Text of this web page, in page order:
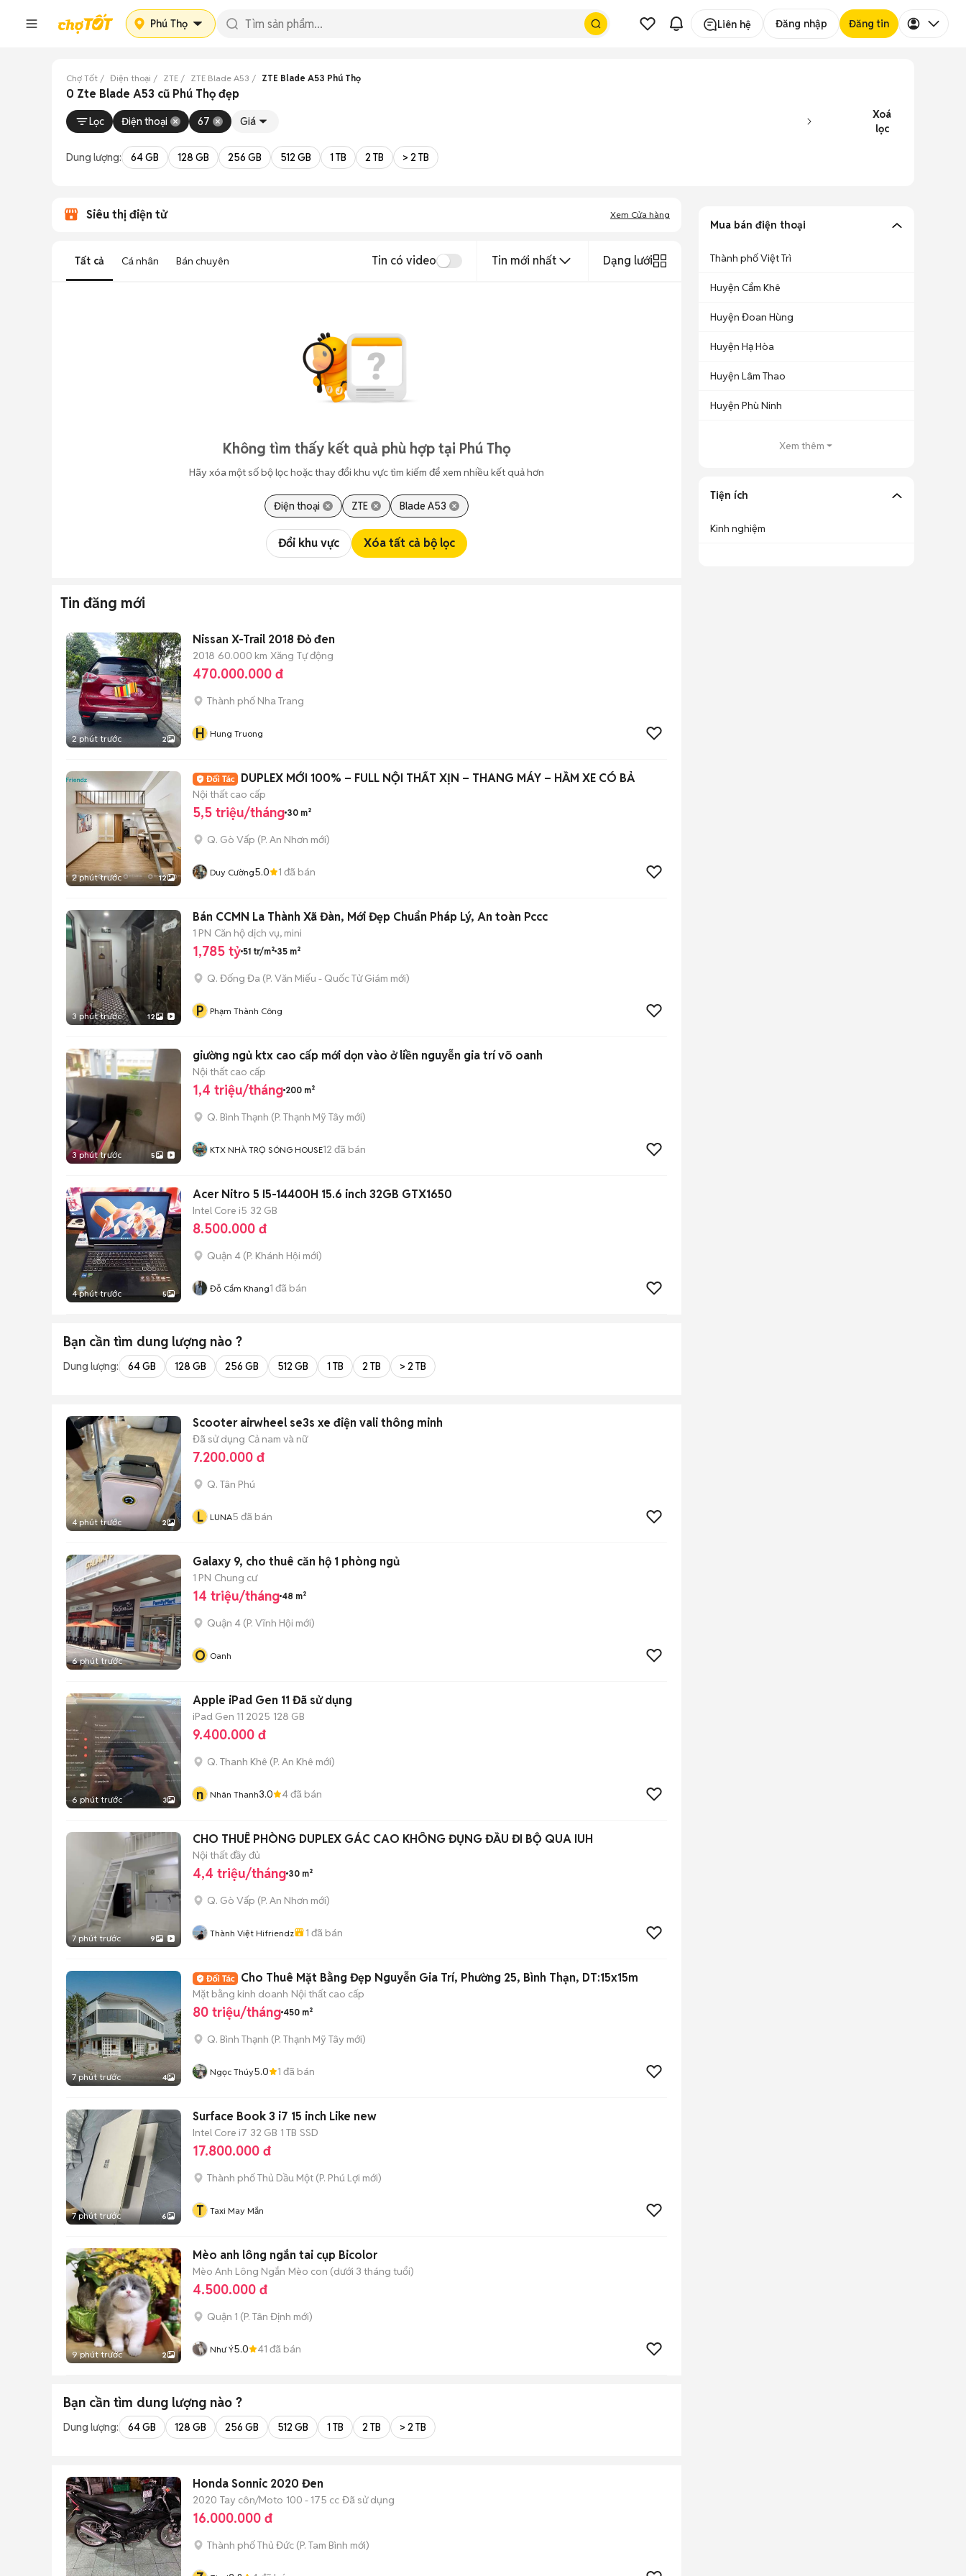
Phú Thọ Liên hệ Đăng nhập Đăng tin
Chợ Tốt Điện thoại ZTE ZTE Blade A53 ZTE Blade A53 Phú Thọ
0 Zte Blade A53 cũ Phú Thọ đẹp
Lọc Điện thoại 67 Giá
Xoá
lọc
Dung lượng: 64 GB 128 GB 256 GB 512 GB 1 TB 2 TB > 2 TB
Siêu thị điện tử Xem Cửa hàng
Tất cả Cá nhân Bán chuyên Tin có video Tin mới nhất Dạng lưới
Không tìm thấy kết quả phù hợp tại Phú Thọ
Hãy xóa một số bộ lọc hoặc thay đổi khu vực tìm kiếm để xem nhiều kết quả hơn
Điện thoại ZTE Blade A53
Đổi khu vực Xóa tất cả bộ lọc
Tin đăng mới
2 phút trước 2
Nissan X-Trail 2018 Đỏ đen
2018 60.000 km Xăng Tự động
470.000.000 đ
Thành phố Nha Trang
H Hung Truong
2 phút trước 12
DUPLEX MỚI 100% – FULL NỘI THẤT XỊN – THANG MÁY – HẦM XE CÓ BẢ
Nội thất cao cấp
5,5 triệu/tháng 30 m²
Q. Gò Vấp (P. An Nhơn mới)
Duy Cường5.0 1 đã bán
3 phút trước 12
Bán CCMN La Thành Xã Đàn, Mới Đẹp Chuẩn Pháp Lý, An toàn Pccc
1 PN Căn hộ dịch vụ, mini
1,785 tỷ 51 tr/m² 35 m²
Q. Đống Đa (P. Văn Miếu - Quốc Tử Giám mới)
P Phạm Thành Công
3 phút trước 5
giường ngủ ktx cao cấp mới dọn vào ở liền nguyễn gia trí võ oanh
Nội thất cao cấp
1,4 triệu/tháng 200 m²
Q. Bình Thạnh (P. Thạnh Mỹ Tây mới)
KTX NHÀ TRỌ SÓNG HOUSE12 đã bán
4 phút trước 5
Acer Nitro 5 I5-14400H 15.6 inch 32GB GTX1650
Intel Core i5 32 GB
8.500.000 đ
Quận 4 (P. Khánh Hội mới)
Đỗ Cẩm Khang1 đã bán
Bạn cần tìm dung lượng nào ?
Dung lượng: 64 GB 128 GB 256 GB 512 GB 1 TB 2 TB > 2 TB
4 phút trước 2
Scooter airwheel se3s xe điện vali thông minh
Đã sử dụng Cả nam và nữ
7.200.000 đ
Q. Tân Phú
L LUNA5 đã bán
6 phút trước
Galaxy 9, cho thuê căn hộ 1 phòng ngủ
1 PN Chung cư
14 triệu/tháng 48 m²
Quận 4 (P. Vĩnh Hội mới)
O Oanh
6 phút trước 3
Apple iPad Gen 11 Đã sử dụng
iPad Gen 11 2025 128 GB
9.400.000 đ
Q. Thanh Khê (P. An Khê mới)
n Nhân Thanh3.0 4đã bán
7 phút trước 9
CHO THUÊ PHÒNG DUPLEX GÁC CAO KHÔNG ĐỤNG ĐẦU ĐI BỘ QUA IUH
Nội thất đầy đủ
4,4 triệu/tháng 30 m²
Q. Gò Vấp (P. An Nhơn mới)
Thành Việt Hifriendz 1 đã bán
7 phút trước 4
Cho Thuê Mặt Bằng Đẹp Nguyễn Gia Trí, Phường 25, Bình Thạn, DT:15x15m
Mặt bằng kinh doanh Nội thất cao cấp
80 triệu/tháng 450 m²
Q. Bình Thạnh (P. Thạnh Mỹ Tây mới)
Ngọc Thúy5.0 1 đã bán
7 phút trước 6
Surface Book 3 i7 15 inch Like new
Intel Core i7 32 GB 1 TB SSD
17.800.000 đ
Thành phố Thủ Dầu Một (P. Phú Lợi mới)
T Taxi May Mắn
9 phút trước 2
Mèo anh lông ngắn tai cụp Bicolor
Mèo Anh Lông Ngắn Mèo con (dưới 3 tháng tuổi)
4.500.000 đ
Quận 1 (P. Tân Định mới)
Như Ý5.0 41 đã bán
Bạn cần tìm dung lượng nào ?
Dung lượng: 64 GB 128 GB 256 GB 512 GB 1 TB 2 TB > 2 TB
Honda Sonnic 2020 Đen
2020 Tay côn/Moto 100 - 175 cc Đã sử dụng
16.000.000 đ
Thành phố Thủ Đức (P. Tam Bình mới)
Mua bán điện thoại
Thành phố Việt Trì
Huyện Cẩm Khê
Huyện Đoan Hùng
Huyện Hạ Hòa
Huyện Lâm Thao
Huyện Phù Ninh
Xem thêm
Tiện ích
Kinh nghiệm